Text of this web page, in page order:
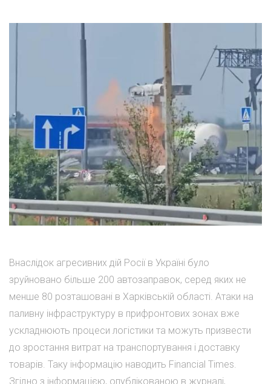
Внаслідок агресивних дій Росії в Україні було
зруйновано більше 200 автозаправок, серед яких не
менше 80 розташовані в Харківській області. Атаки на
паливну інфраструктуру в прифронтових зонах вже
ускладнюють процеси логістики та можуть призвести
до зростання витрат на транспортування і доставку
товарів. Таку інформацію наводить Financial Times.
Згідно з інформацією, опублікованою в журналі,